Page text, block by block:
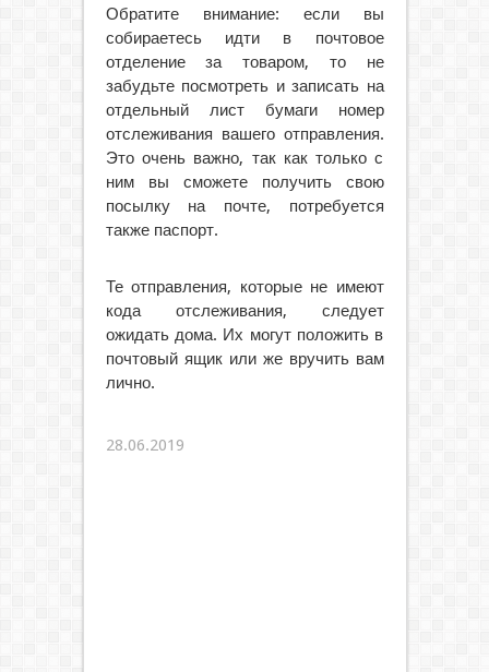
Обратите внимание: если вы
собираетесь идти в почтовое
отделение за товаром, то не
забудьте посмотреть и записать на
отдельный лист бумаги номер
отслеживания вашего отправления.
Это очень важно, так как только с
ним вы сможете получить свою
посылку на почте, потребуется
также паспорт.
Те отправления, которые не имеют
кода отслеживания, следует
ожидать дома. Их могут положить в
почтовый ящик или же вручить вам
лично.
28.06.2019